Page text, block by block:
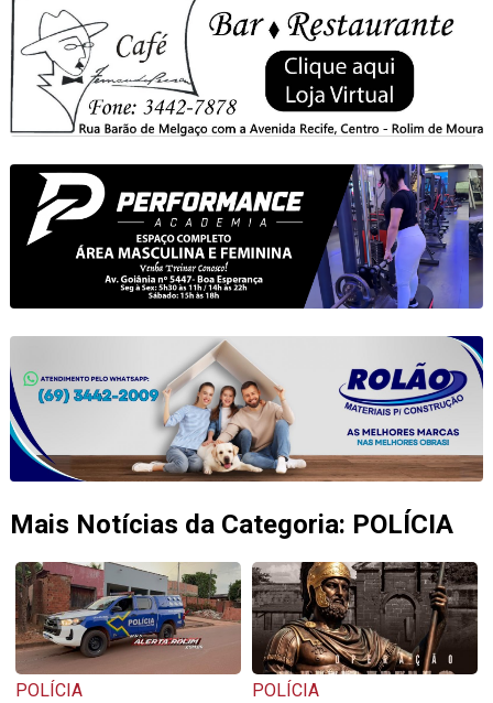
Mais Notícias da Categoria: POLÍCIA
POLÍCIA POLÍCIA